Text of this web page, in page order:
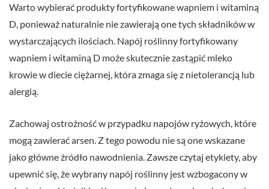
Warto wybierać produkty fortyfikowane wapniem i witaminą
D, ponieważ naturalnie nie zawierają one tych składników w
wystarczających ilościach. Napój roślinny fortyfikowany
wapniem i witaminą D może skutecznie zastąpić mleko
krowie w diecie ciężarnej, która zmaga się z nietolerancją lub
alergią.
Zachowaj ostrożność w przypadku napojów ryżowych, które
mogą zawierać arsen. Z tego powodu nie są one wskazane
jako główne źródło nawodnienia. Zawsze czytaj etykiety, aby
upewnić się, że wybrany napój roślinny jest wzbogacony w